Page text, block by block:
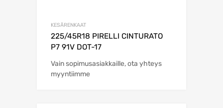
KESÄRENKAAT
225/45R18 PIRELLI CINTURATO
P7 91V DOT-17
Vain sopimusasiakkaille, ota yhteys
myyntiimme